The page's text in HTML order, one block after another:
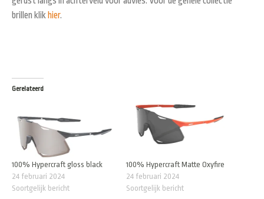
brillen klik hier.
Gerelateerd
100% Hypercraft gloss black
24 februari 2024
Soortgelijk bericht
100% Hypercraft Matte Oxyfire
24 februari 2024
Soortgelijk bericht